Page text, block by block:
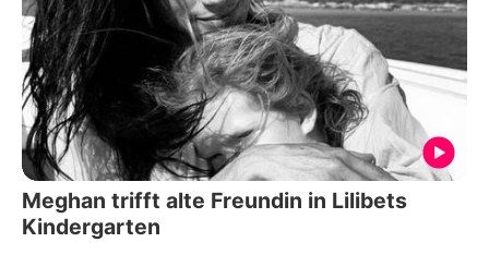
Meghan trifft alte Freundin in Lilibets
Kindergarten